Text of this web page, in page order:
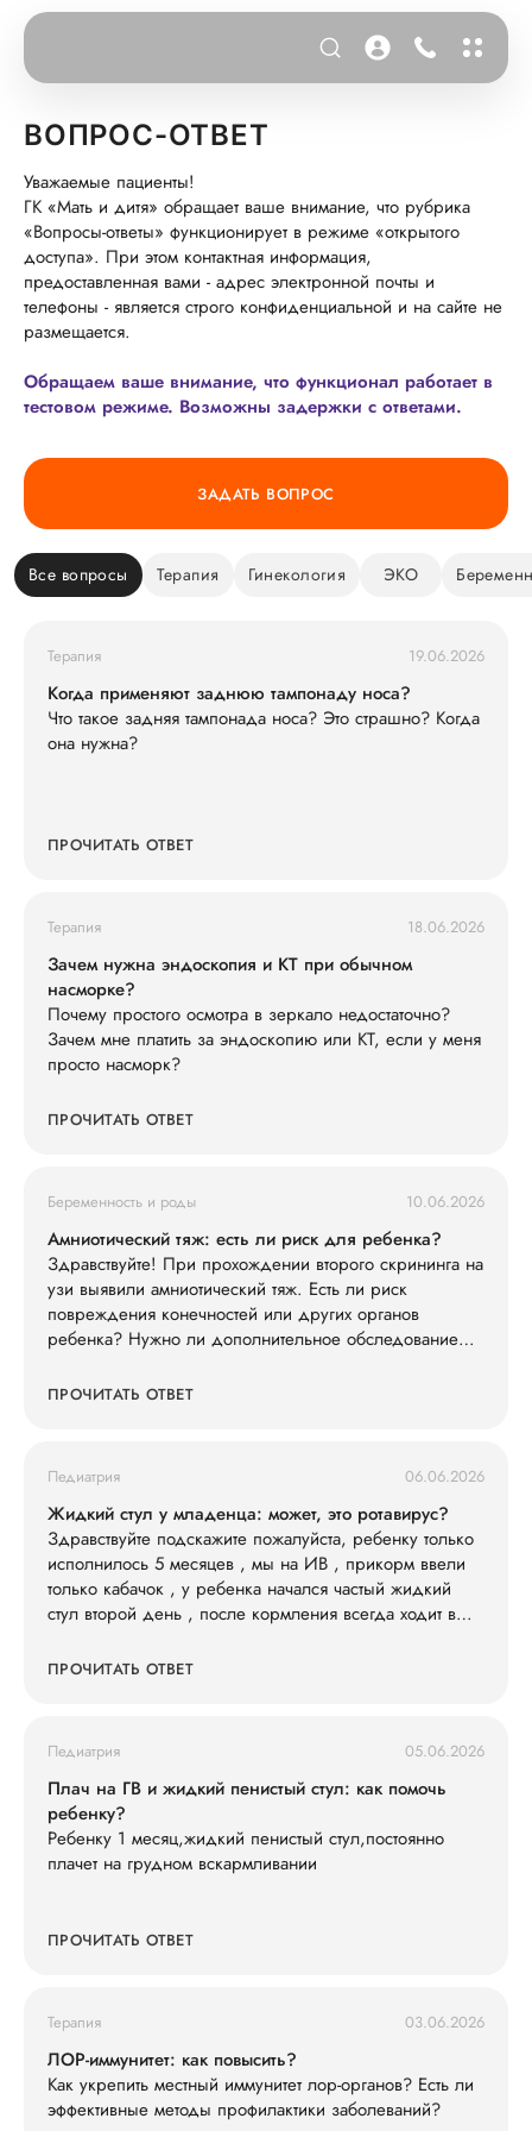
ВОПРОС-ОТВЕТ
Уважаемые пациенты!
ГК «Мать и дитя» обращает ваше внимание, что рубрика
«Вопросы-ответы» функционирует в режиме «открытого
доступа». При этом контактная информация,
предоставленная вами - адрес электронной почты и
телефоны - является строго конфиденциальной и на сайте не
размещается.
Обращаем ваше внимание, что функционал работает в
тестовом режиме. Возможны задержки с ответами.
ЗАДАТЬ ВОПРОС
Все вопросы Терапия Гинекология ЭКО
Терапия 19.06.2026
Когда применяют заднюю тампонаду носа?
Что такое задняя тампонада носа? Это страшно? Когда
она нужна?
ПРОЧИТАТЬ ОТВЕТ
Терапия 18.06.2026
Зачем нужна эндоскопия и КТ при обычном
насморке?
Почему простого осмотра в зеркало недостаточно?
Зачем мне платить за эндоскопию или КТ, если у меня
просто насморк?
ПРОЧИТАТЬ ОТВЕТ
Беременность и роды 10.06.2026
Амниотический тяж: есть ли риск для ребенка?
Здравствуйте! При прохождении второго скрининга на
узи выявили амниотический тяж. Есть ли риск
повреждения конечностей или других органов
ребенка? Нужно ли дополнительное обследование
ПРОЧИТАТЬ ОТВЕТ
Педиатрия 06.06.2026
Жидкий стул у младенца: может, это ротавирус?
Здравствуйте подскажите пожалуйста, ребенку только
исполнилось 5 месяцев , мы на ИВ , прикорм ввели
только кабачок , у ребенка начался частый жидкий
стул второй день , после кормления всегда ходит в
и кушать не простит , раньше кричал просил спустя 3-
быть ротовирус у младшего , и как его лечить .
Анализы сдавали , кровь хорошая сказали только
гемоглобин понижен , подскажите что делать ?
ПРОЧИТАТЬ ОТВЕТ
Педиатрия 05.06.2026
Плач на ГВ и жидкий пенистый стул: как помочь
ребенку?
Ребенку 1 месяц,жидкий пенистый стул,постоянно
плачет на грудном вскармливании
ПРОЧИТАТЬ ОТВЕТ
Терапия 03.06.2026
ЛОР-иммунитет: как повысить?
Как укрепить местный иммунитет лор-органов? Есть ли
эффективные методы профилактики заболеваний?